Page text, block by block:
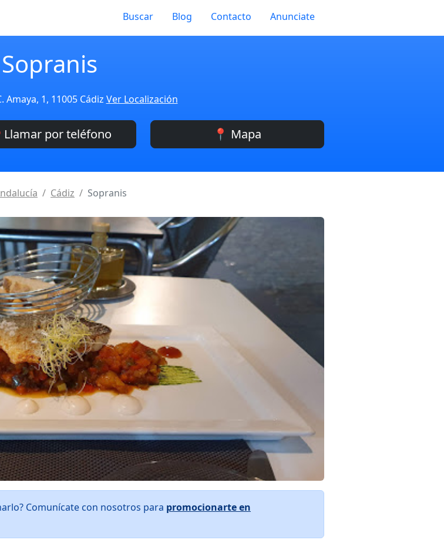
Buscar Blog Contacto Anunciate
Sopranis
Amaya, 1, 11005 Cádiz Ver Localización
por teléfono 📍 Mapa
Cádiz Sopranis
Comunícate con nosotros para promocionarte en